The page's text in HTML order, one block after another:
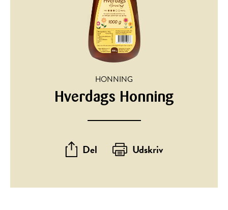
HONNING
Hverdags Honning
Del Udskriv